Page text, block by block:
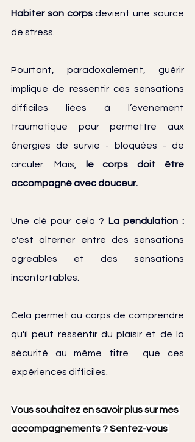
Habiter son corps devient une source
de stress.
Pourtant, paradoxalement, guérir
implique de ressentir ces sensations
difficiles liées à l’évènement
traumatique pour permettre aux
énergies de survie - bloquées - de
circuler. Mais,
le corps doit être
accompagné avec douceur.
Une clé pour cela ?
c'est alterner entre des sensations
agréables et des sensations
inconfortables.
Cela permet au corps de comprendre
qu'il peut ressentir du plaisir et de la
sécurité au même titre  que ces
expériences difficiles.
Vous souhaitez en savoir plus sur mes
accompagnements ? Sentez-vous